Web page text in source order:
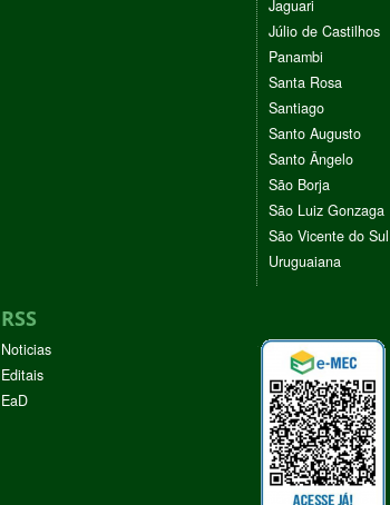
Jaguari
Júlio de Castilhos
Panambi
Santa Rosa
Santiago
Santo Augusto
Santo Ângelo
São Borja
São Luiz Gonzaga
São Vicente do Sul
Uruguaiana
RSS
Noticias
Editais
EaD